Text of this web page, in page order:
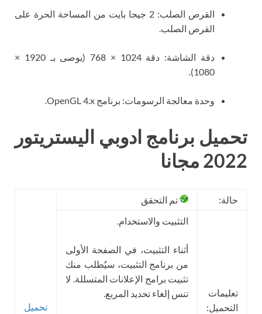
القرص الصلب: 2 جيجا بايت من المساحة الحرة على
القرص الصلب.
دقة الشاشة: دقة 1024 × 768 (يوصى بـ 1920 ×
1080).
وحدة معالجة الرسومات: برنامج OpenGL 4.x.
تحميل برنامج ادوبي اليستريتور
2022 مجانا
حالة: تم التحقق
تحميل
تعليمات
التحميل:
التثبيت والاستخدام.
أثناء التثبيت، في الصفحة الأولى
من برنامج التثبيت، سيُطلب منك
تثبيت برامج الإعلانات المتسللة. لا
تنس إلغاء تحديد المربع.